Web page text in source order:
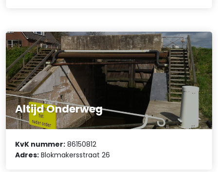
Altijd Onderweg
KvK nummer: 86150812
Adres: Blokmakersstraat 26